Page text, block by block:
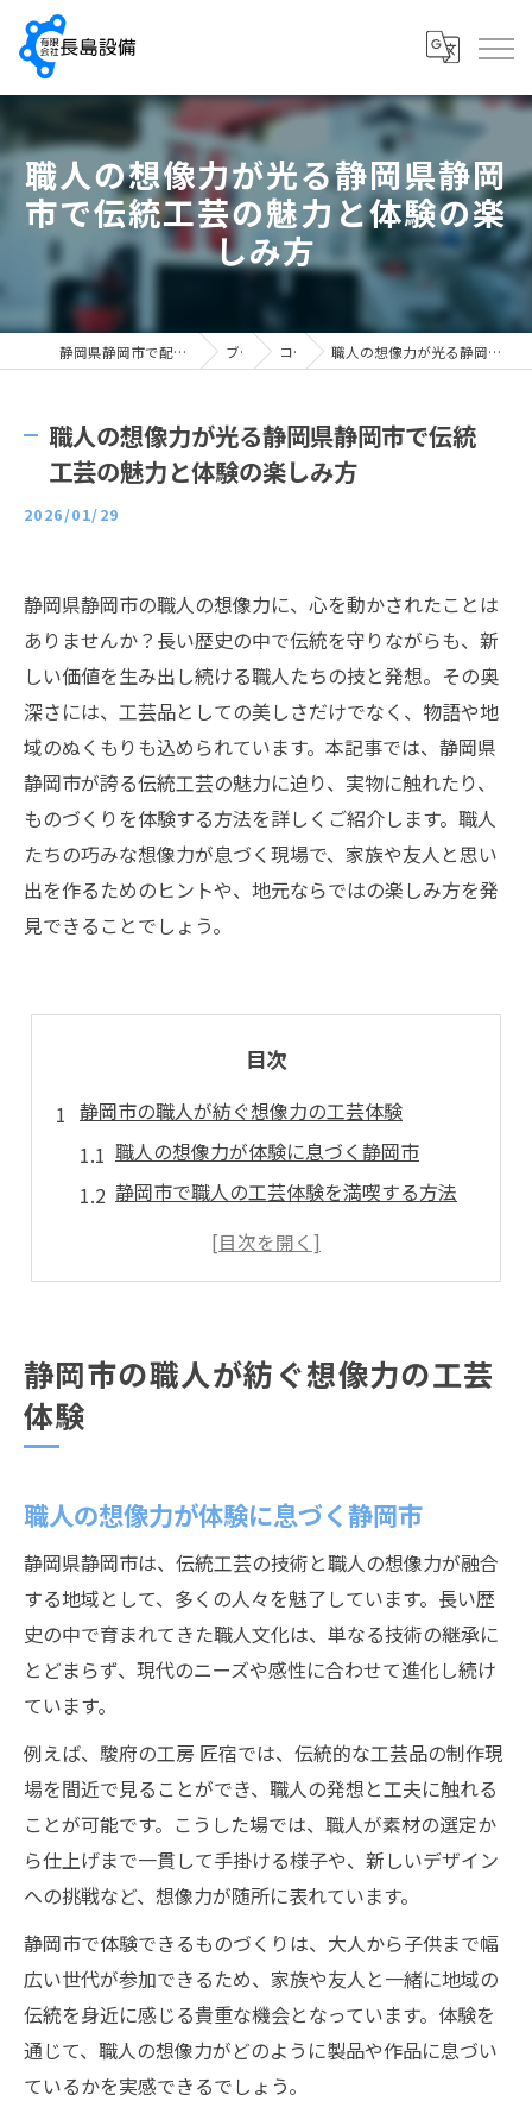
職人の想像力が光る静岡県静岡
市で伝統工芸の魅力と体験の楽
しみ方
静岡県静岡市で配管工の求人なら有限会社長島設備 ブログ コラム 職人の想像力が光る静岡県静岡市で伝統工芸の魅力と体験の楽しみ方
職人の想像力が光る静岡県静岡市で伝統
工芸の魅力と体験の楽しみ方
2026/01/29
静岡県静岡市の職人の想像力に、心を動かされたことは
ありませんか？長い歴史の中で伝統を守りながらも、新
しい価値を生み出し続ける職人たちの技と発想。その奥
深さには、工芸品としての美しさだけでなく、物語や地
域のぬくもりも込められています。本記事では、静岡県
静岡市が誇る伝統工芸の魅力に迫り、実物に触れたり、
ものづくりを体験する方法を詳しくご紹介します。職人
たちの巧みな想像力が息づく現場で、家族や友人と思い
出を作るためのヒントや、地元ならではの楽しみ方を発
見できることでしょう。
目次
静岡市の職人が紡ぐ想像力の工芸体験
職人の想像力が体験に息づく静岡市
静岡市で職人の工芸体験を満喫する方法
想像力豊かな職人による伝統工芸の世界
伝統と創造が息づく職人技を体感しよう
静岡で職人の伝統技と想像力に触れる
体感できる職人技と想像力の融合体験
職人の創造性と伝統工芸の新たな発見
ものづくり好き必見の静岡工芸体験ガイド
職人の想像力溢れる静岡工芸体験案内
静岡市のものづくり体験と職人技に迫る
静岡の伝統技を職人と共に体験する楽しみ
職人の技を体感できる工芸体験の選び方
職人の技が光る静岡伝統工芸の魅力発見
静岡伝統工芸で職人の想像力を発見
静岡市の職人が伝える工芸の奥深さ
工芸体験から学ぶ職人の創造力の秘密
静岡の伝統工芸で感じる職人の魂
想像力豊かな職人の世界へ家族で体験を
静岡市の職人が紡ぐ想像力の工芸
体験
職人の想像力が体験に息づく静岡市
静岡県静岡市は、伝統工芸の技術と職人の想像力が融合
する地域として、多くの人々を魅了しています。長い歴
史の中で育まれてきた職人文化は、単なる技術の継承に
とどまらず、現代のニーズや感性に合わせて進化し続け
ています。
例えば、駿府の工房 匠宿では、伝統的な工芸品の制作現
場を間近で見ることができ、職人の発想と工夫に触れる
ことが可能です。こうした場では、職人が素材の選定か
ら仕上げまで一貫して手掛ける様子や、新しいデザイン
への挑戦など、想像力が随所に表れています。
静岡市で体験できるものづくりは、大人から子供まで幅
広い世代が参加できるため、家族や友人と一緒に地域の
伝統を身近に感じる貴重な機会となっています。体験を
通じて、職人の想像力がどのように製品や作品に息づい
ているかを実感できるでしょう。